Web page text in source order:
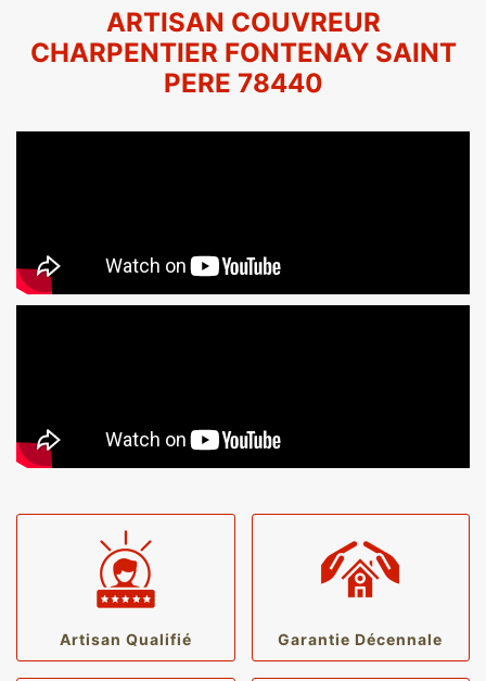
ARTISAN COUVREUR
CHARPENTIER FONTENAY SAINT
PERE 78440
Artisan Qualifié Garantie Décennale